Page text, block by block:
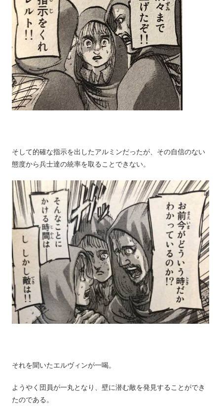
そして的確な指示を出したアルミンだったが、その自信のない
態度から兵士達の統率を取ることできない。
それを聞いたエルヴィンが一喝。
ようやく団員が一丸となり、壁に潜む敵を発見することができ
たのである。